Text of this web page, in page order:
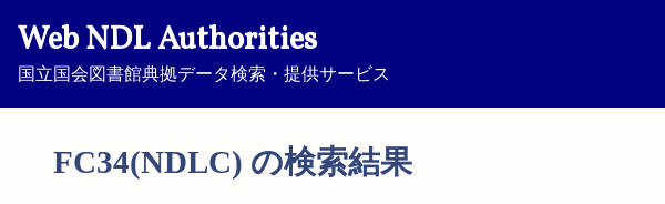
Web NDL Authorities
国立国会図書館典拠データ検索・提供サービス
FC34(NDLC) の検索結果